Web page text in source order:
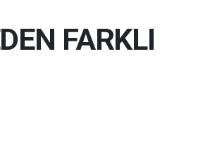
FARKLI